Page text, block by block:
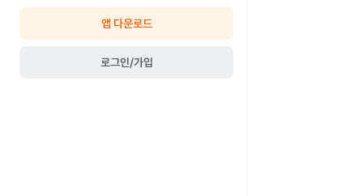
앱 다운로드
로그인/가입